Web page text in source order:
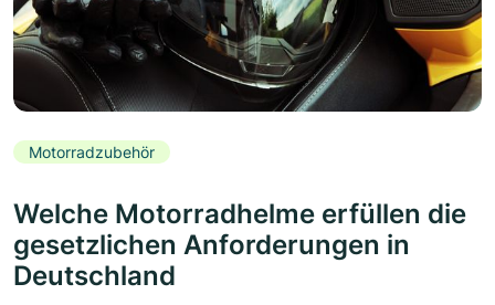
Motorradzubehör
Welche Motorradhelme erfüllen die
gesetzlichen Anforderungen in
Deutschland